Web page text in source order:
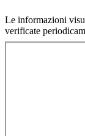
Le informazioni
verificate